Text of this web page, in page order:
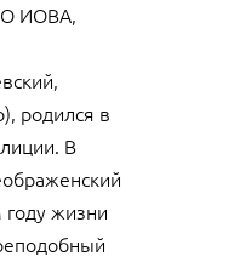
ИОВА,
родился в
В
жизни